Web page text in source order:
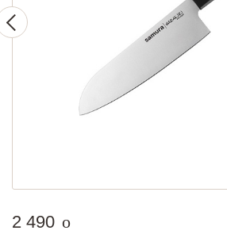
2 490 руб.
o